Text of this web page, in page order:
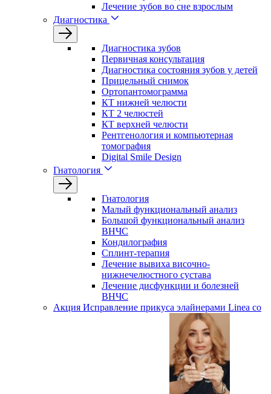
Лечение зубов во сне взрослым
Диагностика
Диагностика зубов
Первичная консультация
Диагностика состояния зубов у детей
Прицельный снимок
Ортопантомограмма
КТ нижней челюсти
КТ 2 челюстей
КТ верхней челюсти
Рентгенология и компьютерная
томография
Digital Smile Design
Гнатология
Гнатология
Малый функциональный анализ
Большой функциональный анализ
ВНЧС
Кондилография
Сплинт-терапия
Лечение вывиха височно-
нижнечелюстного сустава
Лечение дисфункции и болезней
ВНЧС
Акция Исправление прикуса элайнерами Linea со